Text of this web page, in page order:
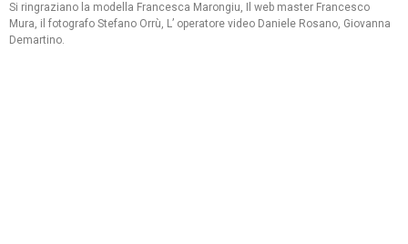
Si ringraziano la modella Francesca Marongiu, Il web master Francesco
Mura, il fotografo Stefano Orrù, L’ operatore video Daniele Rosano, Giovanna
Demartino.